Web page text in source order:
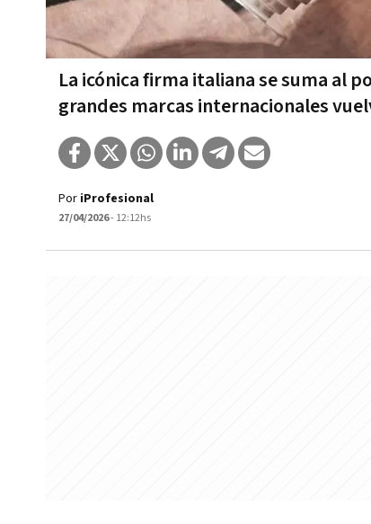
La icónica firma italiana se suma al
grandes marcas internacionales
Por iProfesional
27/04/2026- 12:12hs